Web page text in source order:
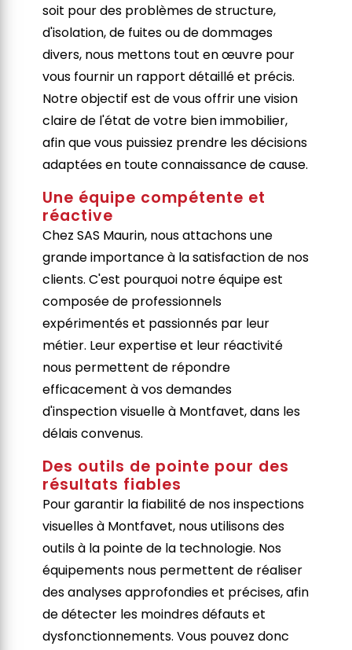
soit pour des problèmes de structure,
d'isolation, de fuites ou de dommages
divers, nous mettons tout en œuvre pour
vous fournir un rapport détaillé et précis.
Notre objectif est de vous offrir une vision
claire de l'état de votre bien immobilier,
afin que vous puissiez prendre les décisions
adaptées en toute connaissance de cause.
Une équipe compétente et
réactive
Chez SAS Maurin, nous attachons une
grande importance à la satisfaction de nos
clients. C'est pourquoi notre équipe est
composée de professionnels
expérimentés et passionnés par leur
métier. Leur expertise et leur réactivité
nous permettent de répondre
efficacement à vos demandes
d'inspection visuelle à Montfavet, dans les
délais convenus.
Des outils de pointe pour des
résultats fiables
Pour garantir la fiabilité de nos inspections
visuelles à Montfavet, nous utilisons des
outils à la pointe de la technologie. Nos
équipements nous permettent de réaliser
des analyses approfondies et précises, afin
de détecter les moindres défauts et
dysfonctionnements. Vous pouvez donc